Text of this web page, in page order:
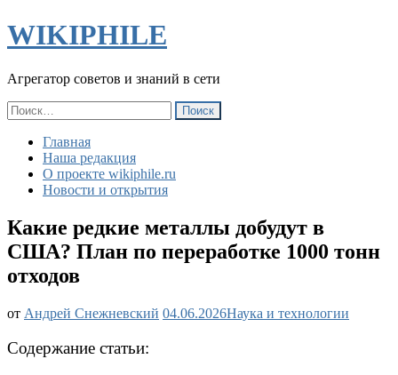
WIKIPHILE
Агрегатор советов и знаний в сети
Найти:
Главная
Наша редакция
О проекте wikiphile.ru
Новости и открытия
Какие редкие металлы добудут в
США? План по переработке 1000 тонн
отходов
от Андрей Снежневский 04.06.2026Какие
Наука и технологии
Содержание статьи: